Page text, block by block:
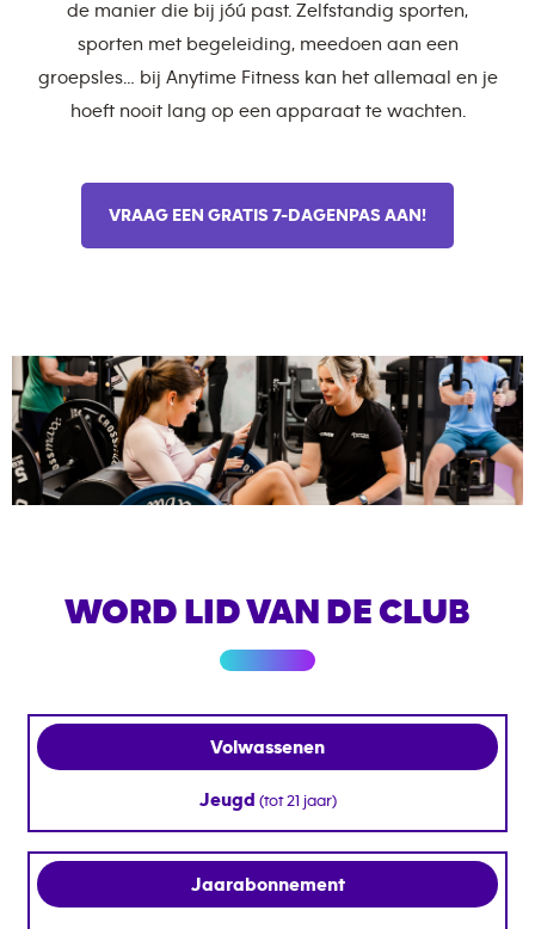
de manier die bij jóú past. Zelfstandig sporten,
sporten met begeleiding, meedoen aan een
groepsles… bij Anytime Fitness kan het allemaal en je
hoeft nooit lang op een apparaat te wachten.
VRAAG EEN GRATIS 7-DAGENPAS AAN!